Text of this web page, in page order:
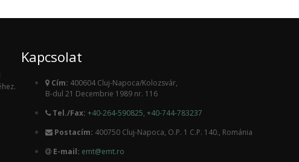
Kapcsolat
Cím: 400604 Cluj-Napoca/Kolozsvár,
B-dul 21 Decembrie 1989 nr. 116
Tel./Fax: +40-264-590825, +40-744-783237
Postacím: 400750 Cluj-Napoca, O.P. 1 C.P. 140., Románia
E-mail: emt@emt.ro